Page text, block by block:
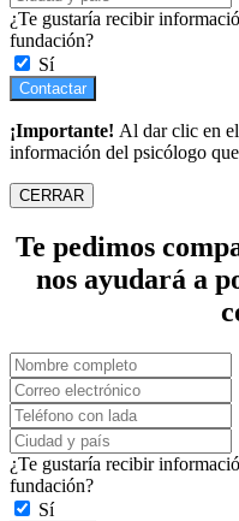
¿Te gustaría recibir
fundación?
Sí
Contactar
¡Importante! Al dar clic en
información del psicólogo
CERRAR
Te pedimos
nos ayudará a
¿Te gustaría recibir
fundación?
Sí